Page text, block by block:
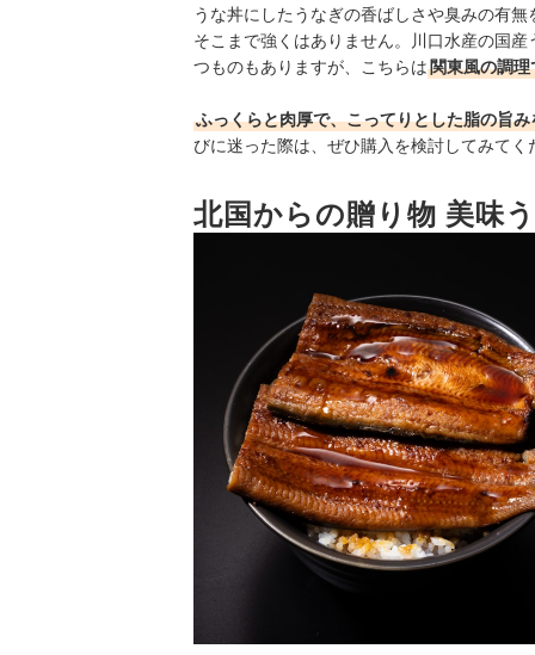
うな丼にしたうなぎの香ばしさや臭みの有
そこまで強くはありません。川口水産の国
つものもありますが、こちらは関東風の調
ふっくらと肉厚で、こってりとした脂の旨
びに迷った際は、ぜひ購入を検討してみてく
北国からの贈り物 美味